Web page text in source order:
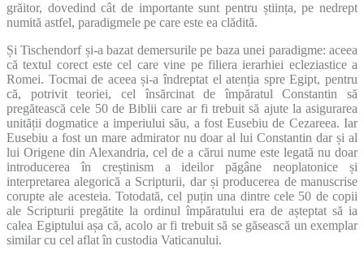
grăitor, dovedind cât de importante sunt pentru știința, pe nedrept
numită astfel, paradigmele pe care este ea clădită.
Și Tischendorf și-a bazat demersurile pe baza unei paradigme: aceea
că textul corect este cel care vine pe filiera ierarhiei ecleziastice a
Romei. Tocmai de aceea și-a îndreptat el atenția spre Egipt, pentru
că, potrivit teoriei, cel însărcinat de împăratul Constantin să
pregătească cele 50 de Biblii care ar fi trebuit să ajute la asigurarea
unității dogmatice a imperiului său, a fost Eusebiu de Cezareea. Iar
Eusebiu a fost un mare admirator nu doar al lui Constantin dar și al
lui Origene din Alexandria, cel de a cărui nume este legată nu doar
introducerea în creștinism a ideilor păgâne neoplatonice și
interpretarea alegorică a Scripturii, dar și producerea de manuscrise
corupte ale acesteia. Totodată, cel puțin una dintre cele 50 de copii
ale Scripturii pregătite la ordinul împăratului era de așteptat să ia
calea Egiptului așa că, acolo ar fi trebuit să se găsească un exemplar
similar cu cel aflat în custodia Vaticanului.